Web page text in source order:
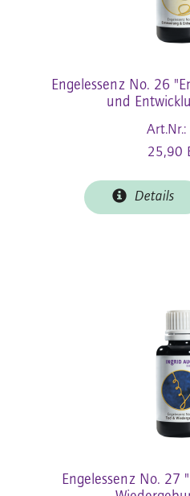
Engelessenz No. 26
und
Art.Nr.:
25,90
Details
Engelessenz No. 27